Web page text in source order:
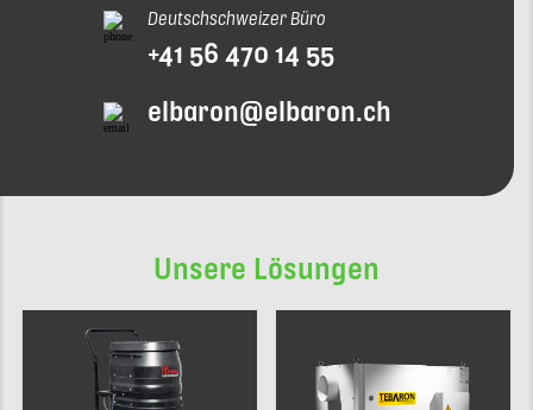
Deutschschweizer Büro
+41 56 470 14 55
elbaron@elbaron.ch
Unsere Lösungen